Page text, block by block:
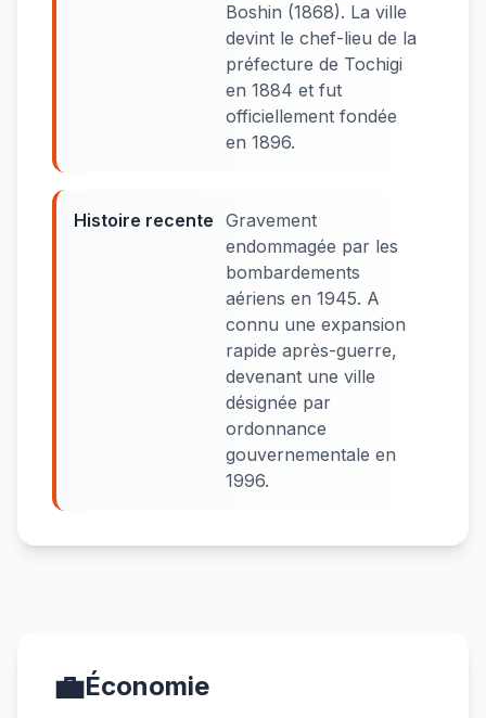
Boshin (1868). La ville
devint le chef-lieu de la
préfecture de Tochigi
en 1884 et fut
officiellement fondée
en 1896.
Histoire recente Gravement
endommagée par les
bombardements
aériens en 1945. A
connu une expansion
rapide après-guerre,
devenant une ville
désignée par
ordonnance
gouvernementale en
1996.
💼Économie